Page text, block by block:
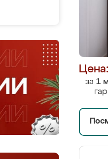
за 1